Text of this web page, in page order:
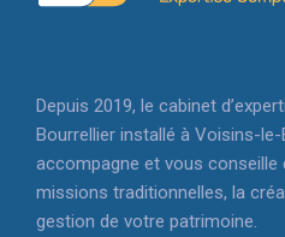
Depuis 2019, le cabinet
Bourrellier installé à Voisins-
accompagne et vous conseille
missions traditionnelles, la
gestion de votre patrimoine.